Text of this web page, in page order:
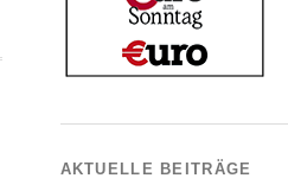
AKTUELLE BEITRÄGE